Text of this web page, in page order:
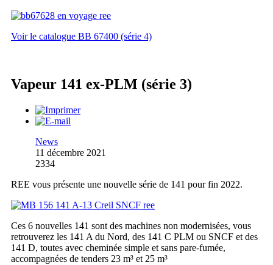
Voir le catalogue BB 67400 (série 4)
Vapeur 141 ex-PLM (série 3)
News
11 décembre 2021
2334
REE vous présente une nouvelle série de 141 pour fin 2022.
Ces 6 nouvelles 141 sont des machines non modernisées, vous
retrouverez les 141 A du Nord, des 141 C PLM ou SNCF et des
141 D, toutes avec cheminée simple et sans pare-fumée,
accompagnées de tenders 23 m³ et 25 m³